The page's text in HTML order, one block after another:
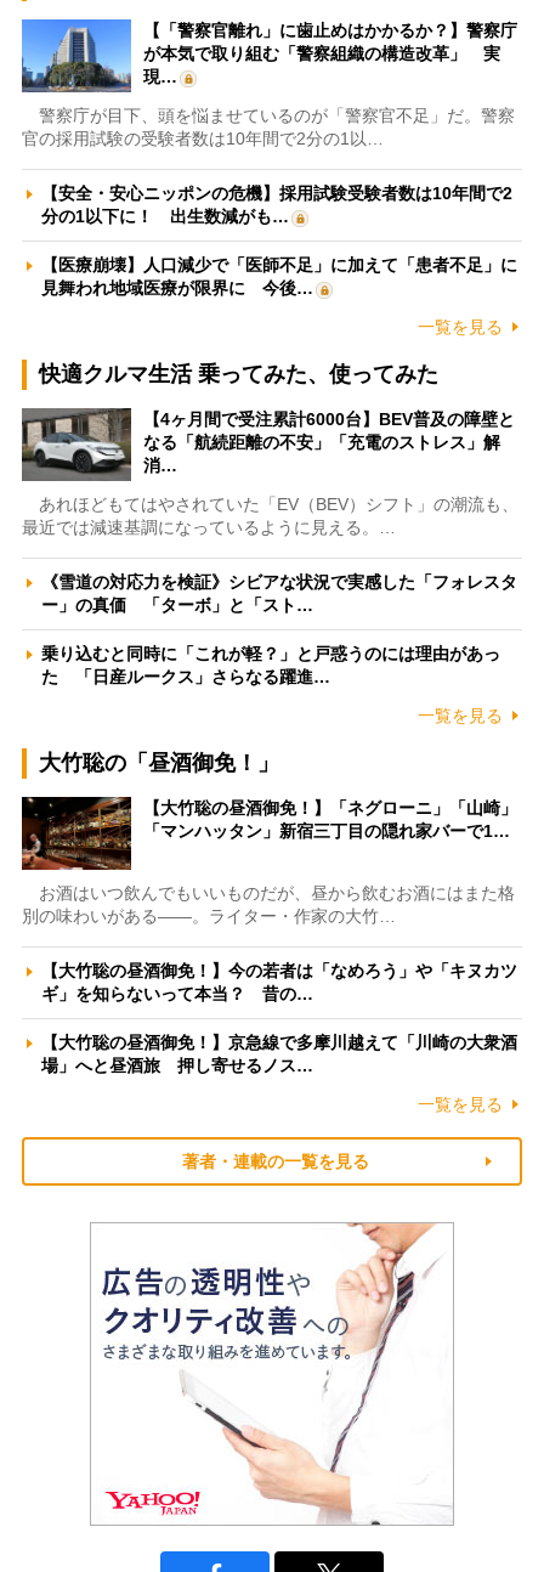
【「警察官離れ」に歯止めはかかるか？】警察庁
が本気で取り組む「警察組織の構造改革」 実
現…
警察庁が目下、頭を悩ませているのが「警察官不足」だ。警察
官の採用試験の受験者数は10年間で2分の1以…
【安全・安心ニッポンの危機】採用試験受験者数は10年間で2
分の1以下に！ 出生数減がも…
【医療崩壊】人口減少で「医師不足」に加えて「患者不足」に
見舞われ地域医療が限界に 今後…
一覧を見る
快適クルマ生活 乗ってみた、使ってみた
【4ヶ月間で受注累計6000台】BEV普及の障壁と
なる「航続距離の不安」「充電のストレス」解
消…
あれほどもてはやされていた「EV（BEV）シフト」の潮流も、
最近では減速基調になっているように見える。…
《雪道の対応力を検証》シビアな状況で実感した「フォレスタ
ー」の真価 「ターボ」と「スト…
乗り込むと同時に「これが軽？」と戸惑うのには理由があっ
た 「日産ルークス」さらなる躍進…
一覧を見る
大竹聡の「昼酒御免！」
【大竹聡の昼酒御免！】「ネグローニ」「山崎」
「マンハッタン」新宿三丁目の隠れ家バーで1…
お酒はいつ飲んでもいいものだが、昼から飲むお酒にはまた格
別の味わいがある――。ライター・作家の大竹…
【大竹聡の昼酒御免！】今の若者は「なめろう」や「キヌカツ
ギ」を知らないって本当？ 昔の…
【大竹聡の昼酒御免！】京急線で多摩川越えて「川崎の大衆酒
場」へと昼酒旅 押し寄せるノス…
一覧を見る
著者・連載の一覧を見る